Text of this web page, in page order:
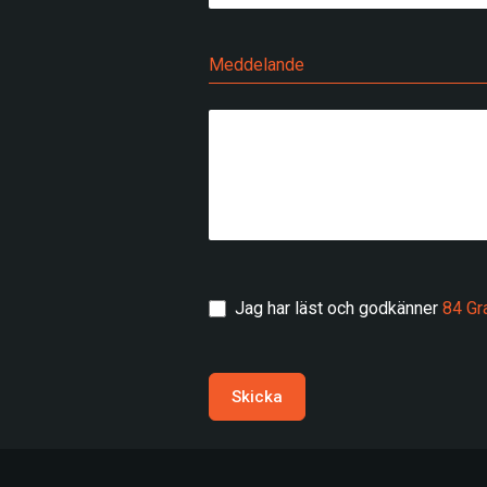
Meddelande
Jag har läst och godkänner 84
Skicka